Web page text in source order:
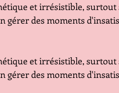
et irrésistible, surtout
gérer des moments
et irrésistible, surtout
gérer des moments